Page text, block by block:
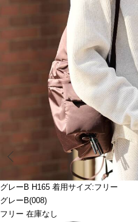
グレーB H165 着用サイズ:フリー
グレーB(008)
フリー 在庫なし